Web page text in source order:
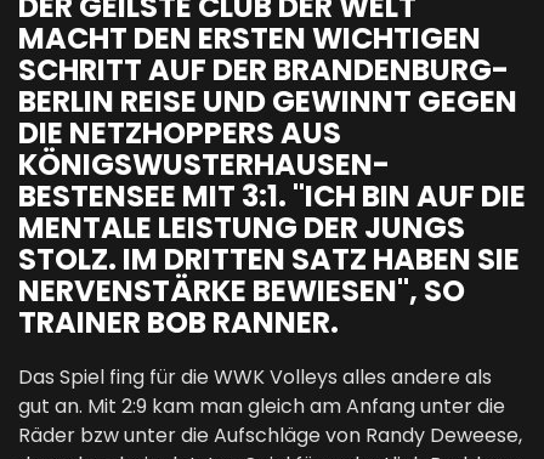
MACHT DEN ERSTEN WICHTIGEN
SCHRITT AUF DER BRANDENBURG-
BERLIN REISE UND GEWINNT GEGEN
DIE NETZHOPPERS AUS
KÖNIGSWUSTERHAUSEN-
BESTENSEE MIT 3:1. "ICH BIN AUF DIE
MENTALE LEISTUNG DER JUNGS
STOLZ. IM DRITTEN SATZ HABEN SIE
NERVENSTÄRKE BEWIESEN", SO
TRAINER BOB RANNER.
Das Spiel fing für die WWK Volleys alles andere als
gut an. Mit 2:9 kam man gleich am Anfang unter die
Räder bzw unter die Aufschläge von Randy Deweese,